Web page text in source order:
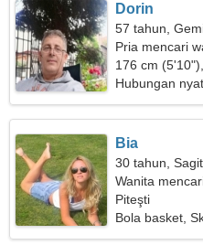
Dorin
57 tahun,
Pria mencari
176 cm
Hubungan
Bia
30 tahun,
Wanita
Piteşti
Bola basket,